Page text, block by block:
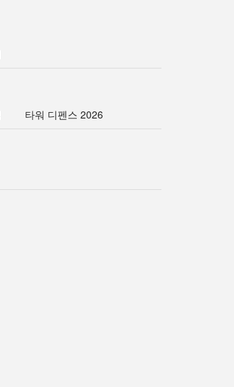
타워 디펜스 2026